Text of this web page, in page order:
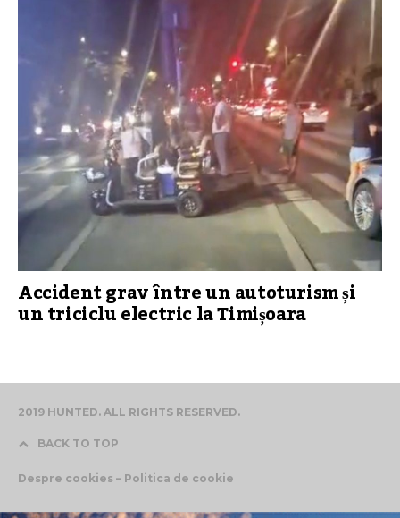
Accident grav între un autoturism și
un triciclu electric la Timișoara
2019 HUNTED. ALL RIGHTS RESERVED.
BACK TO TOP
Despre cookies – Politica de cookie